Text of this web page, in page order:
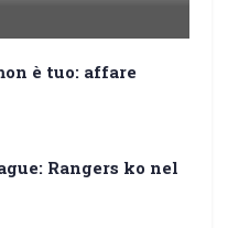
è tuo: affare
Rangers ko nel